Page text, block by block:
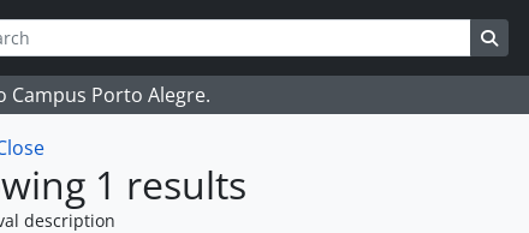
Porto Alegre.
1 results
description